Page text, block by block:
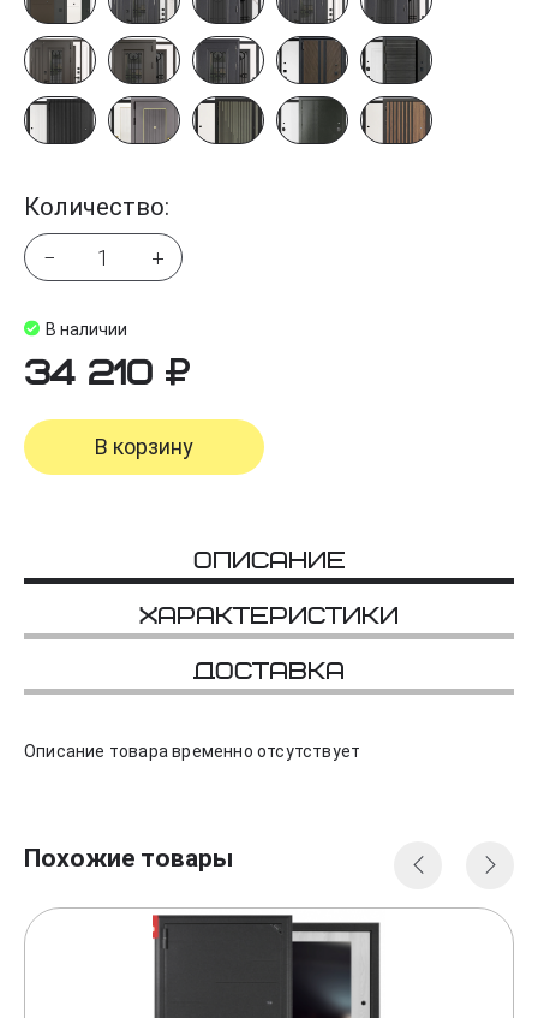
Количество:
− +
В наличии
34 210
В корзину
Описание
Характеристики
Доставка
Описание товара временно отсутствует
Похожие товары